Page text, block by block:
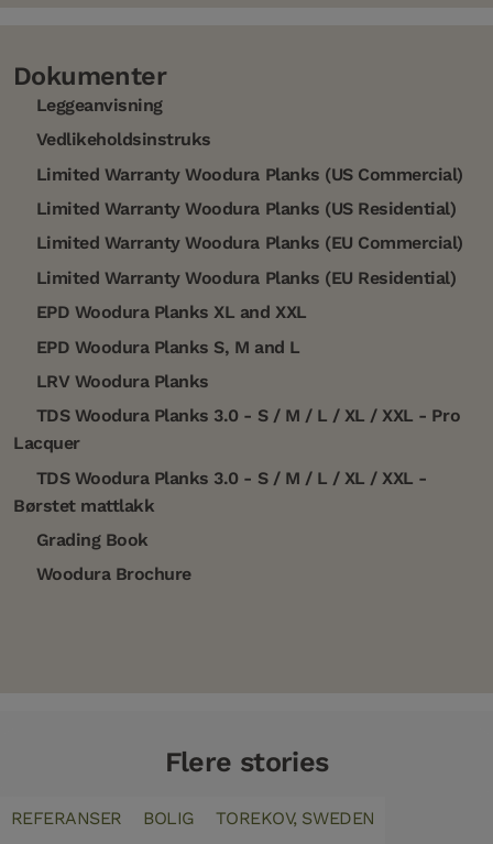
Dokumenter
Leggeanvisning
Vedlikeholdsinstruks
Limited Warranty Woodura Planks (US Commercial)
Limited Warranty Woodura Planks (US Residential)
Limited Warranty Woodura Planks (EU Commercial)
Limited Warranty Woodura Planks (EU Residential)
EPD Woodura Planks XL and XXL
EPD Woodura Planks S, M and L
LRV Woodura Planks
TDS Woodura Planks 3.0 - S / M / L / XL / XXL - Pro
Lacquer
TDS Woodura Planks 3.0 - S / M / L / XL / XXL -
Børstet mattlakk
Grading Book
Woodura Brochure
Flere stories
DESIGNTRENDER
REFERANSER BOLIG TOREKOV, SWEDEN